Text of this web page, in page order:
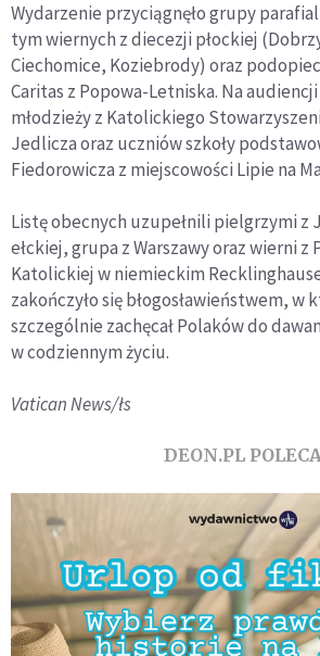
Wydarzenie przyciągnęło grupy
tym wiernych z diecezji płockiej
Ciechomice, Koziebrody) oraz
Caritas z Popowa-Letniska. Na
młodzieży z Katolickiego
Jedlicza oraz uczniów szkoły
Fiedorowicza z miejscowości Lipie na
Listę obecnych uzupełnili pielgrzymi z
ełckiej, grupa z Warszawy oraz wierni z
Katolickiej w niemieckim
zakończyło się błogosławieństwem, w
szczególnie zachęcał Polaków do
w codziennym życiu.
Vatican News/łs
DEON.PL